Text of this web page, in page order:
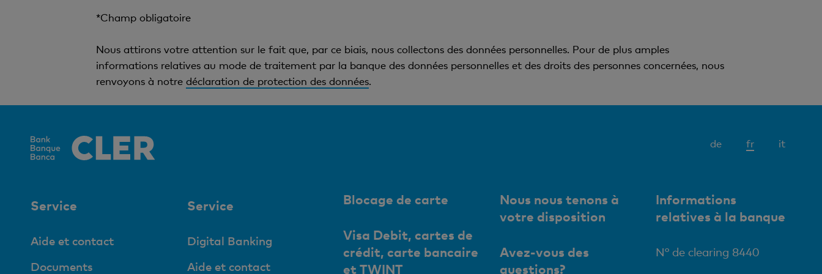
*Champ obligatoire
Nous attirons votre attention sur le fait que, par ce biais, nous collectons des données personnelles. Pour de plus amples
informations relatives au mode de traitement par la banque des données personnelles et des droits des personnes concernées, nous
renvoyons à notre déclaration de protection des données.
de frElément
it
Service
Aide et contact
Documents
Service
Digital Banking
Aide et contact
Blocage de carte
Visa Debit, cartes de
crédit, carte bancaire
et TWINT
Nous nous tenons à
votre disposition
Avez-vous des
questions?
Informations
relatives à la banque
N° de clearing 8440